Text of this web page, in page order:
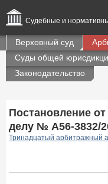
Судебные и
Верховный суд
Суды общей
Законодательство
Постановление от
делу № А56-3832/
Тринадцатый арбитражный